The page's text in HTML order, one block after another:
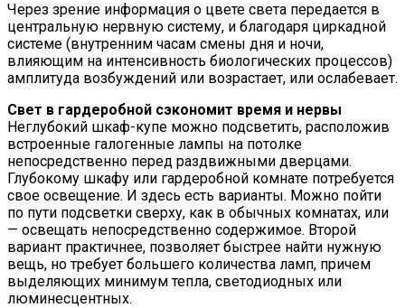
Через зрение информация о цвете света передается в
центральную нервную систему, и благодаря циркадной
системе (внутренним часам смены дня и ночи,
влияющим на интенсивность биологических процессов)
амплитуда возбуждений или возрастает, или ослабевает.
Свет в гардеробной сэкономит время и нервы
Неглубокий шкаф-купе можно подсветить, расположив
встроенные галогенные лампы на потолке
непосредственно перед раздвижными дверцами.
Глубокому шкафу или гардеробной комнате потребуется
свое освещение. И здесь есть варианты. Можно пойти
по пути подсветки сверху, как в обычных комнатах, или
— освещать непосредственно содержимое. Второй
вариант практичнее, позволяет быстрее найти нужную
вещь, но требует большего количества ламп, причем
выделяющих минимум тепла, светодиодных или
люминесцентных.